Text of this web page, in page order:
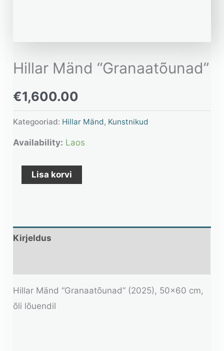
Hillar Mänd “Granaatõunad”
€1,600.00
Kategooriad: Hillar Mänd, Kunstnikud
Availability: Laos
Lisa korvi
Kirjeldus
Hillar Mänd “Granaatõunad” (2025), 50×60 cm,
õli lõuendil